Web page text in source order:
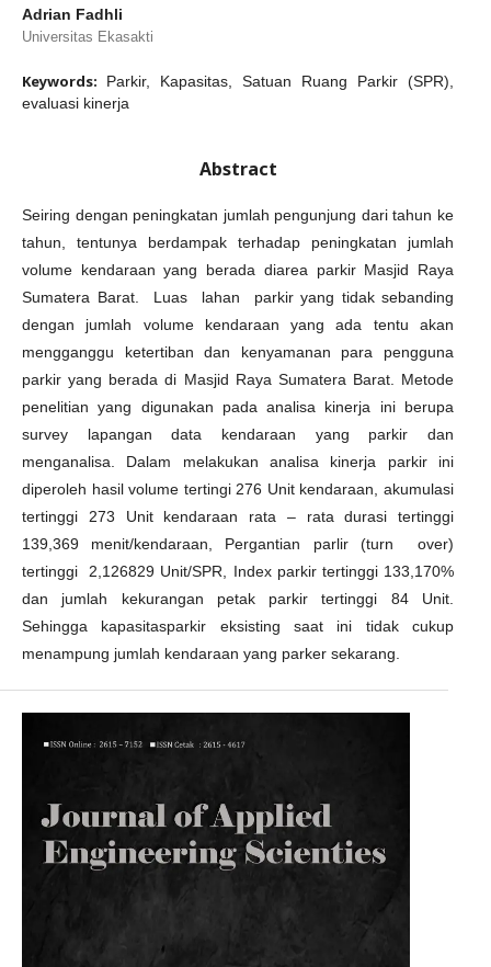
Adrian Fadhli
Universitas Ekasakti
Keywords:
Parkir, Kapasitas, Satuan Ruang Parkir (SPR),
evaluasi kinerja
Abstract
Seiring dengan peningkatan jumlah pengunjung dari tahun ke
tahun, tentunya berdampak terhadap peningkatan jumlah
volume kendaraan yang berada diarea parkir Masjid Raya
Sumatera Barat. Luas lahan parkir yang tidak sebanding
dengan jumlah volume kendaraan yang ada tentu akan
mengganggu ketertiban dan kenyamanan para pengguna
parkir yang berada di Masjid Raya Sumatera Barat. Metode
penelitian yang digunakan pada analisa kinerja ini berupa
survey lapangan data kendaraan yang parkir dan
menganalisa. Dalam melakukan analisa kinerja parkir ini
diperoleh hasil volume tertingi 276 Unit kendaraan, akumulasi
tertinggi 273 Unit kendaraan rata – rata durasi tertinggi
139,369 menit/kendaraan, Pergantian parlir (turn over)
tertinggi 2,126829 Unit/SPR, Index parkir tertinggi 133,170%
dan jumlah kekurangan petak parkir tertinggi 84 Unit.
Sehingga kapasitasparkir eksisting saat ini tidak cukup
menampung jumlah kendaraan yang parker sekarang.